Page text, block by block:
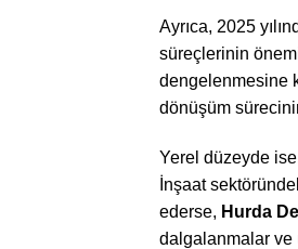
Ayrıca, 2025
süreçlerinin
dengelenmesine
dönüşüm
Yerel düzeyde
İnşaat
ederse, Hurda
dalgalanmalar ve